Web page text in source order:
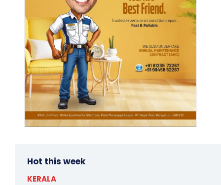
Hot this week
KERALA